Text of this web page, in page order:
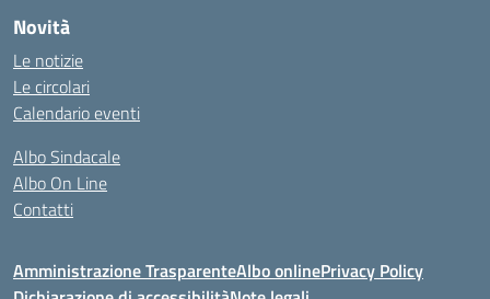
Novità
Le notizie
Le circolari
Calendario eventi
Albo Sindacale
Albo On Line
Contatti
Amministrazione TrasparenteAlbo onlinePrivacy Policy